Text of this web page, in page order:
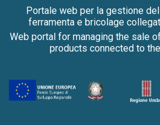
Portale web per la gestione
ferramenta e bricolage
Web portal for managing the sale
products connected to